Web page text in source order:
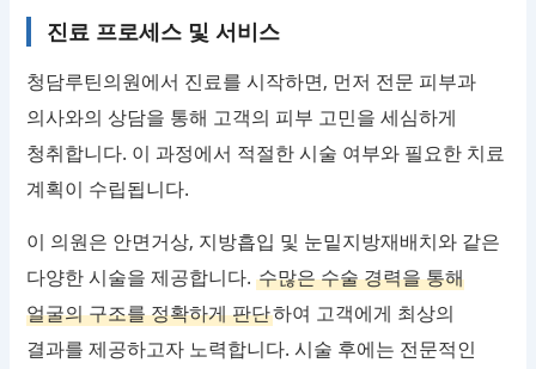
진료 프로세스 및 서비스
청담루틴의원에서 진료를 시작하면, 먼저 전문 피부과
의사와의 상담을 통해 고객의 피부 고민을 세심하게
청취합니다. 이 과정에서 적절한 시술 여부와 필요한 치료
계획이 수립됩니다.
이 의원은 안면거상, 지방흡입 및 눈밑지방재배치와 같은
다양한 시술을 제공합니다.수많은 수술 경력을 통해
얼굴의 구조를 정확하게 판단하여 고객에게 최상의
결과를 제공하고자 노력합니다. 시술 후에는 전문적인